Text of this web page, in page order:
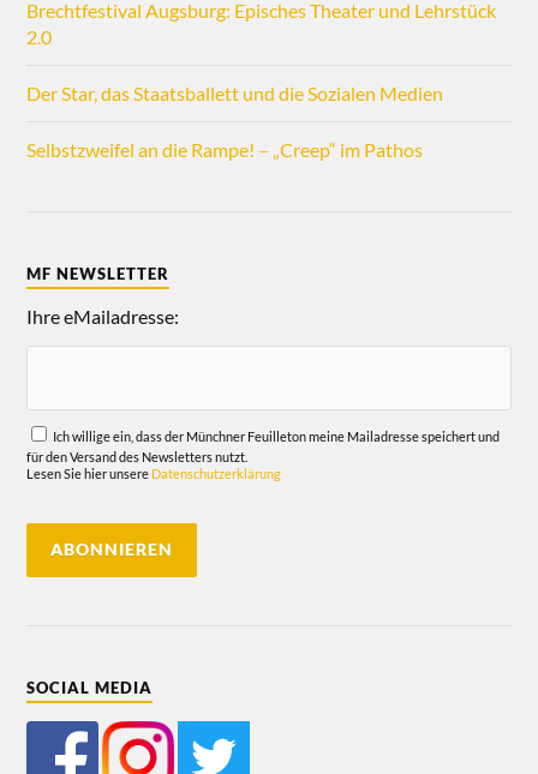
Brechtfestival Augsburg: Episches Theater und Lehrstück
2.0
Der Star, das Staatsballett und die Sozialen Medien
Selbstzweifel an die Rampe! – „Creep“ im Pathos
MF NEWSLETTER
Ihre eMailadresse:
Ich willige ein, dass der Münchner Feuilleton meine Mailadresse speichert und
für den Versand des Newsletters nutzt.
Lesen Sie hier unsere Datenschutzerklärung
SOCIAL MEDIA